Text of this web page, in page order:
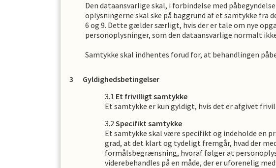
Den dataansvarlige skal, i forbindelse med
oplysningerne skal ske på baggrund af et samtykke fra
6 og 9. Dette gælder særligt, hvis der er tale om nye
personoplysninger, som den dataansvarlige normalt
Samtykke skal indhentes forud for, at behandlingen
Gyldighedsbetingelser
Et frivilligt samtykke
Et samtykke er kun gyldigt, hvis det er afgivet
Specifikt samtykke
Et samtykke skal være specifikt og indeholde en
grad, at det klart og tydeligt fremgår, hvad der
formålsbegrænsning, hvoraf følger at
viderebehandles på en måde, der er uforenelig